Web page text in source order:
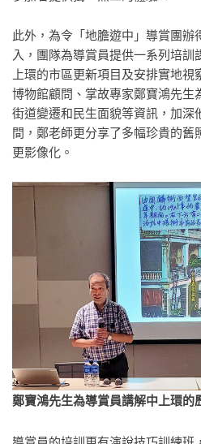
此外，為令「地膽遊中」導賞團辦
入，團隊為導賞員提供一系列培訓
上環的市區更新項目及安排實地
博物館顧問、掌故專家鄭寶鴻先生
街道變遷和民生面貌等資訊，加深
間，鄭老師更分享了多幅珍貴的舊
更影像化。
鄭寶鴻先生為導賞員講解中上環的